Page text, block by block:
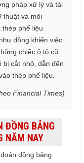
pháp xử lý và tái
thuật và môi
phế liệu
đồng khiến việc
chiếc ô tô cũ
bị cắt nhỏ, dẫn đến
thép phế liệu.
Financial Times)
ĐỒNG BẢNG
NĂM NAY
đồng bảng